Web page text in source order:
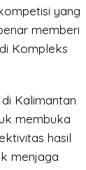
yang
memberi
Kompleks
Kalimantan
membuka
hasil
menjaga